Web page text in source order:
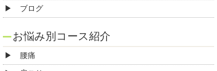
ブログ
お悩み別コース紹介
腰痛